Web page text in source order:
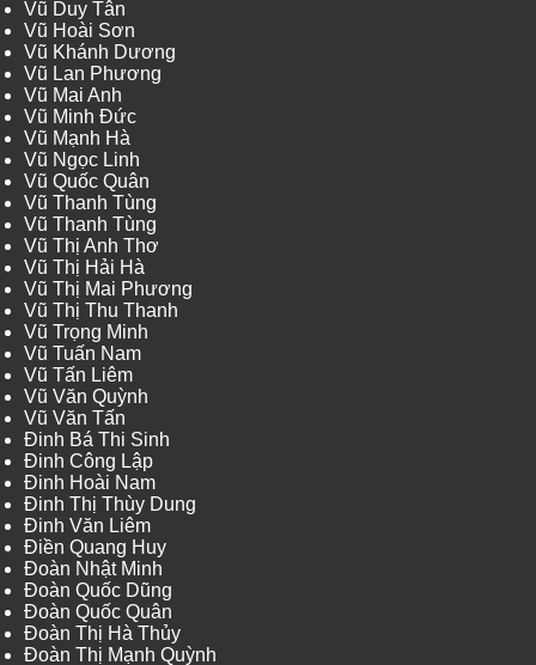
Vũ Duy Tân
Vũ Hoài Sơn
Vũ Khánh Dương
Vũ Lan Phương
Vũ Mai Anh
Vũ Minh Đức
Vũ Mạnh Hà
Vũ Ngọc Linh
Vũ Quốc Quân
Vũ Thanh Tùng
Vũ Thanh Tùng
Vũ Thị Anh Thơ
Vũ Thị Hải Hà
Vũ Thị Mai Phương
Vũ Thị Thu Thanh
Vũ Trọng Minh
Vũ Tuấn Nam
Vũ Tấn Liêm
Vũ Văn Quỳnh
Vũ Văn Tấn
Đinh Bá Thi Sinh
Đinh Công Lập
Đinh Hoài Nam
Đinh Thị Thùy Dung
Đinh Văn Liêm
Điền Quang Huy
Đoàn Nhật Minh
Đoàn Quốc Dũng
Đoàn Quốc Quân
Đoàn Thị Hà Thủy
Đoàn Thị Mạnh Quỳnh